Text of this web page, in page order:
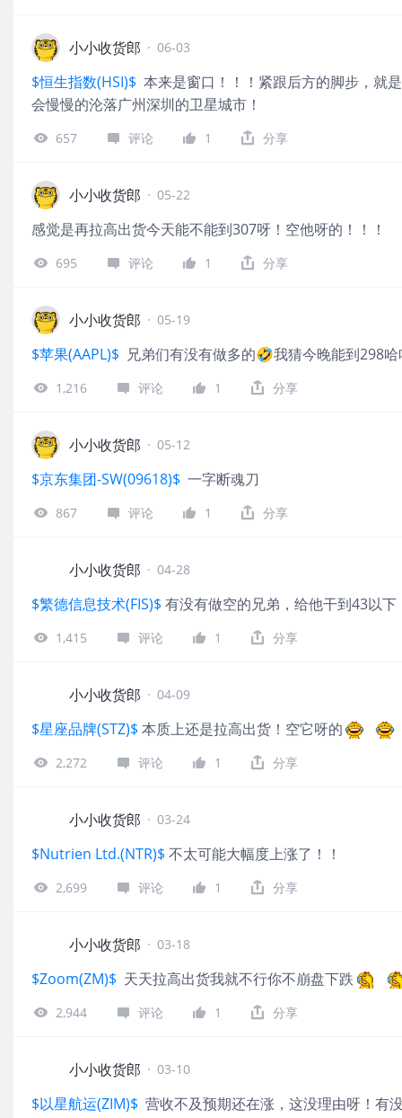
小小收货郎 · 06-03
$恒生指数(HSI)$ 本来是窗口！！！紧跟后方的脚步，就
会慢慢的沦落广州深圳的卫星城市！
657 评论 1 分享
小小收货郎 · 05-22
‌感觉是再拉高出货今天能不能到307呀！空他呀的！！！
695 评论 1 分享
小小收货郎 · 05-19
$苹果(AAPL)$ 兄弟们有没有做多的🤣我猜今晚能到298
1,216 评论 1 分享
小小收货郎 · 05-12
$京东集团-SW(09618)$ 一字断魂刀
867 评论 1 分享
小小收货郎 · 04-28
$繁德信息技术(FIS)$ 有没有做空的兄弟，给他干到43以下
1,415 评论 1 分享
小小收货郎 · 04-09
$星座品牌(STZ)$ 本质上还是拉高出货！空它呀的
2,272 评论 1 分享
小小收货郎 · 03-24
$Nutrien Ltd.(NTR)$ 不太可能大幅度上涨了！！
2,699 评论 1 分享
小小收货郎 · 03-18
$Zoom(ZM)$ 天天拉高出货我就不行你不崩盘下跌
2,944 评论 1 分享
小小收货郎 · 03-10
$以星航运(ZIM)$ 营收不及预期还在涨，这没理由呀！有